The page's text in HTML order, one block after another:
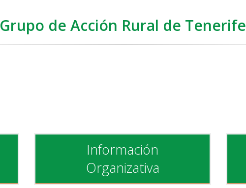
Grupo de Acción Rural de Tenerife
Información
Organizativa